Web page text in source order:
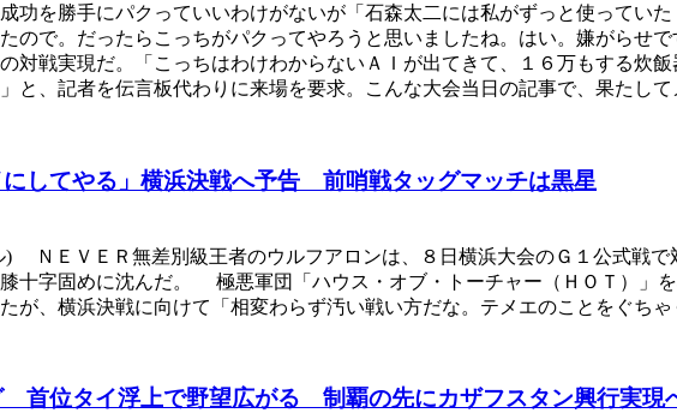
功を勝手にパクっていいわけがないが「石森太二には私がずっと使ってい
ので。だったらこっちがパクってやろうと思いましたね。はい。嫌がら
対戦実現だ。「こっちはわけわからないＡＩが出てきて、１６万もする炊
、記者を伝言板代わりに来場を要求。こんな大会当日の記事で、果たし
してやる」横浜決戦へ予告 前哨戦タッグマッチは黒星
ＮＥＶＥＲ無差別級王者のウルフアロンは、８日横浜大会のＧ１公式戦で
十字固めに沈んだ。 極悪軍団「ハウス・オブ・トーチャー（ＨＯＴ）」
が、横浜決戦に向けて「相変わらず汚い戦い方だな。テメエのことをぐち
首位タイ浮上で野望広がる 制覇の先にカザフスタン興行実現